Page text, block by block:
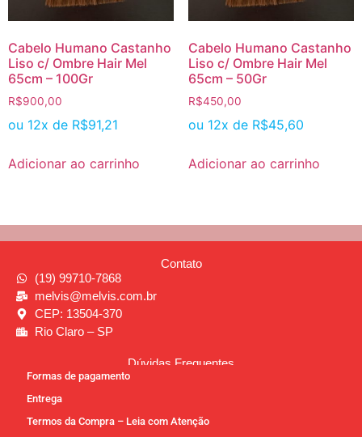
Cabelo Humano Castanho
Liso c/ Ombre Hair Mel
65cm – 100Gr
R$900,00
ou 12x de R$91,21
Adicionar ao carrinho
Cabelo Humano Castanho
Liso c/ Ombre Hair Mel
65cm – 50Gr
R$450,00
ou 12x de R$45,60
Adicionar ao carrinho
Contato
(19) 99710-7868
melvis@melvis.com.br
CEP: 13504-370
Rio Claro – SP
Dúvidas Frequentes
Formas de pagamento
Entrega
Termos da Compra – Leia com Atenção